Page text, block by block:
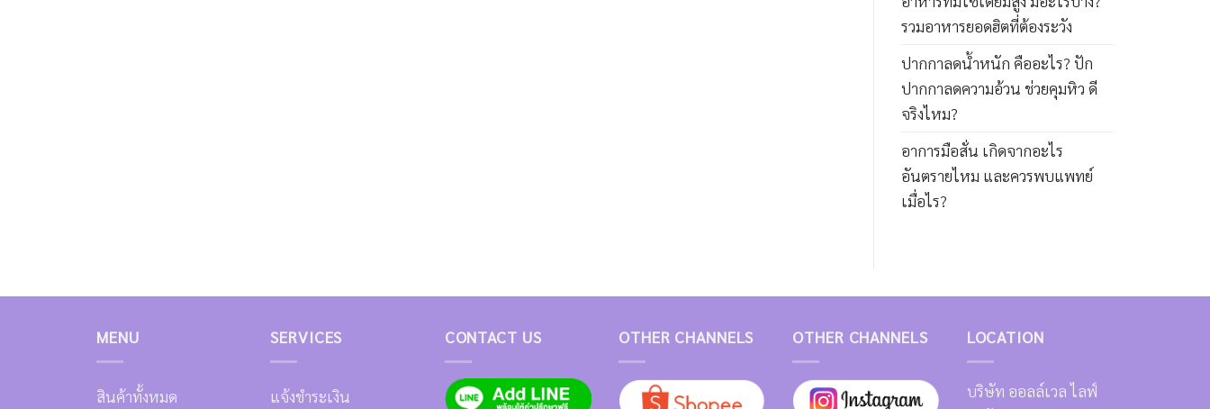
รวมอาหารยอดฮิตที่ต้องระวัง
ปากกาลดน้ำหนัก คืออะไร? ปัก
ปากกาลดความอ้วน ช่วยคุมหิว ดี
จริงไหม?
อาการมือสั่น เกิดจากอะไร
อันตรายไหม และควรพบแพทย์
เมื่อไร?
MENU
สินค้าทั้งหมด
SERVICES
แจ้งชำระเงิน
CONTACT US OTHER CHANNELS OTHER CHANNELS LOCATION
บริษัท ออลล์เวล ไลฟ์